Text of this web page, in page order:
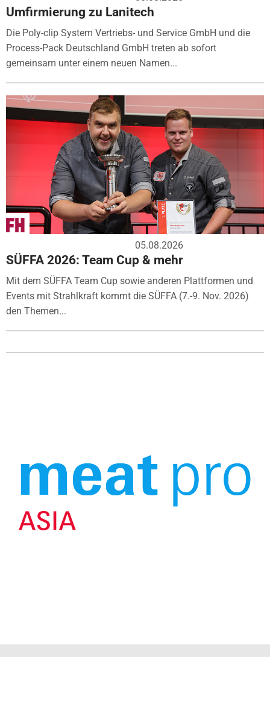
Umfirmierung zu Lanitech
Die Poly-clip System Vertriebs- und Service GmbH und die
Process-Pack Deutschland GmbH treten ab sofort
gemeinsam unter einem neuen Namen...
05.08.2026
SÜFFA 2026: Team Cup & mehr
Mit dem SÜFFA Team Cup sowie anderen Plattformen und
Events mit Strahlkraft kommt die SÜFFA (7.-9. Nov. 2026)
den Themen...